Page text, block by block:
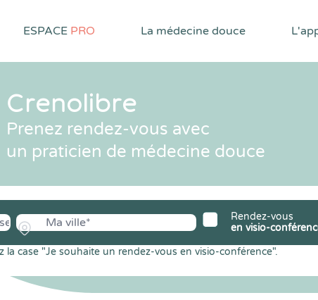
ESPACE PRO La médecine douce
Crenolibre
Prenez rendez-vous avec
un praticien de médecine douce
case "Je souhaite un rendez-vous en visio-conférence".
Rendez-vous
en visio-